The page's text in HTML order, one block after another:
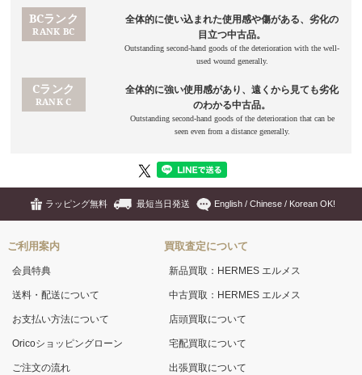
ラッピング無料 最短当日発送 English / Chinese / Korean OK!
ご利用案内
会員特典
送料・配送について
お支払い方法について
Oricoショッピングローン
ご注文の流れ
買取査定について
新品買取：HERMES エルメス
中古買取：HERMES エルメス
店頭買取について
宅配買取について
出張買取について